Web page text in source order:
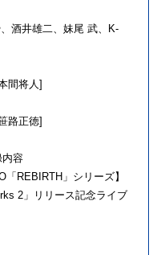
酒井雄二、妹尾 武、K-
間将人]
路正徳]
容
「REBIRTH」シリーズ】
2」リリース記念ライブ